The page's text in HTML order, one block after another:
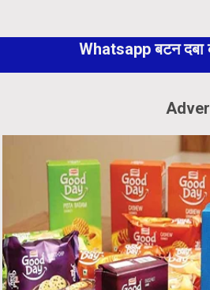
Whatsapp बटन